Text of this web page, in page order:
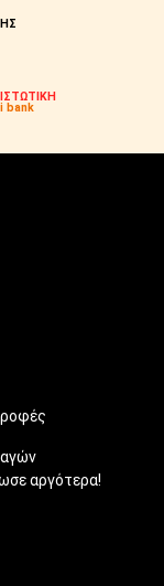
bank
αργότερα!